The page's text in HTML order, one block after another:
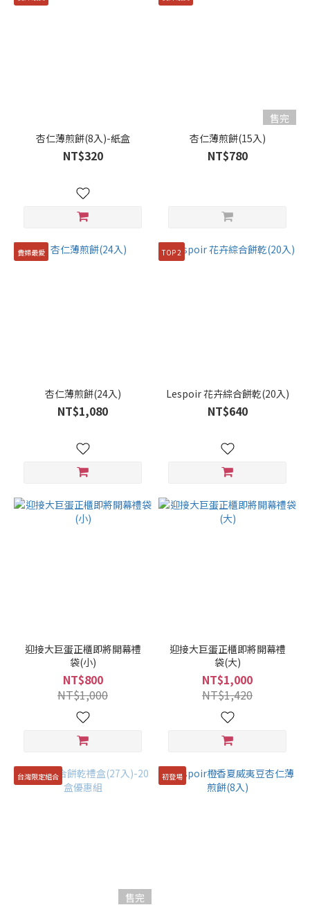
杏仁薄煎餅(8入)-紙盒
NT$320
售完
杏仁薄煎餅(15入)
NT$780
貴婦最愛
杏仁薄煎餅(24入)
NT$1,080
TOP 2
Lespoir 花卉綜合餅乾(20入)
NT$640
迎接大巨蛋正櫃即將開幕禮
袋(小)
NT$800
NT$1,000
迎接大巨蛋正櫃即將開幕禮
袋(大)
NT$1,000
NT$1,420
台灣限定組合
售完
初登場